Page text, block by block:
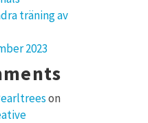
träning av
2023
on